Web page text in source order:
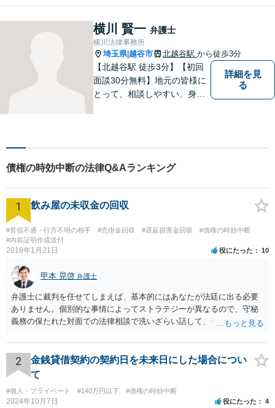
横川 賢一 弁護士
横川法律事務所
埼玉県|越谷市 北越谷駅 から徒歩3分
【北越谷駅 徒歩3分】【初回
面談30分無料】地元の皆様に
とって、相談しやすい、身近
してよいのかと迷っている
方、ぜひ一度ご相談くださ
い。
詳細を見
る
債権の時効中断の法律Q&Aランキング
1 飲み屋の未収金の回収
#音信不通・行方不明の相手 #売掛金回収 #遅延損害金回収
#債権の時効中断
#内容証明作成送付
2018年1月21日 役にたった 10
甲本 晃啓 弁護士
弁護士に裁判を任せてしまえば、基本的にはあなたが法廷に出る必要
ありません。個別的な事情によってストラテジーが異なるので、守秘
義務の保たれた対面での法律相談で洗いざらい話して、ベストな方法
2
金銭貸借契約の契約日を未来日にした場合につい
て
#個人・プライベート #140万円以下 #債権の時効中断
2024年10月7日 役にたった 4